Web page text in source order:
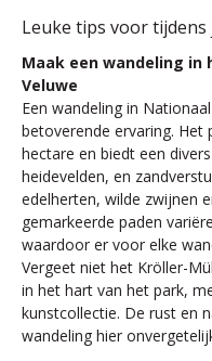
Leuke tips voor tijdens
Maak een wandeling in
Veluwe
Een wandeling in
betoverende ervaring. Het
hectare en biedt een
heidevelden, en
edelherten, wilde zwijnen
gemarkeerde paden
waardoor er voor elke
Vergeet niet het Kröller-
in het hart van het park,
kunstcollectie. De rust en
wandeling hier